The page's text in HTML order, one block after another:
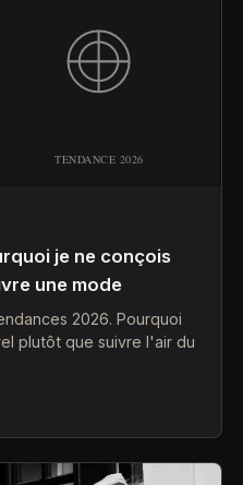
je ne conçois
une mode
2026. Pourquoi
plutôt que suivre l'air du